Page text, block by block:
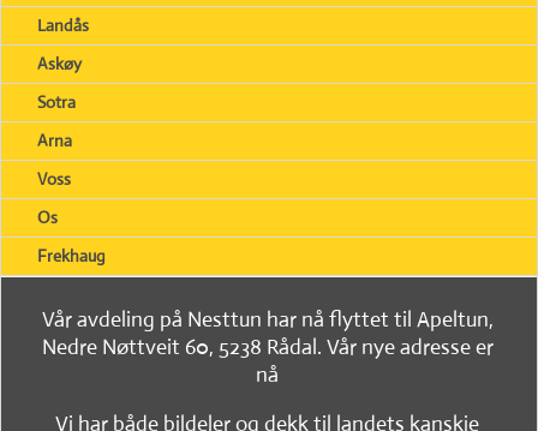
Landås
Askøy
Sotra
Arna
Voss
Os
Frekhaug
Vår avdeling på Nesttun har nå flyttet til Apeltun,
Nedre Nøttveit 60, 5238 Rådal. Vår nye adresse er
nå
Vi har både bildeler og dekk til landets kanskje